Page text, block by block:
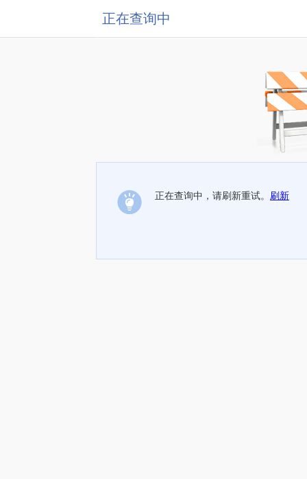
正在查询中
正在查询中，请刷新重试。 刷新